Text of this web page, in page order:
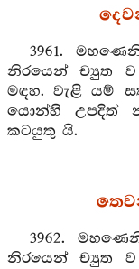
3961.
නිරයෙන් ච්‍යුත
මඳහ. වැළි යම්
යොන්හි උපදිත්
කටයුතු යි.
3962.
නිරයෙන් ච්‍යුත